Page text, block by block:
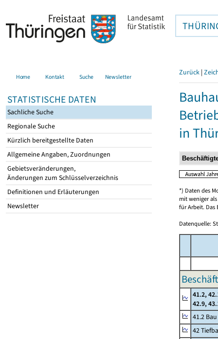
Home Kontakt Suche Newsletter
STATISTISCHE DATEN
Sachliche Suche
Regionale Suche
Kürzlich bereitgestellte Daten
Allgemeine Angaben, Zuordnungen
Gebietsveränderungen,
Änderungen zum Schlüsselverzeichnis
Definitionen und Erläuterungen
Newsletter
Zurück |
in
*) Daten des
mit weniger
für Arbeit. Das
Datenquelle:
41.2,
42.9,
41.2
42